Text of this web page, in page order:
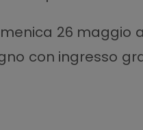
26 maggio
con ingresso